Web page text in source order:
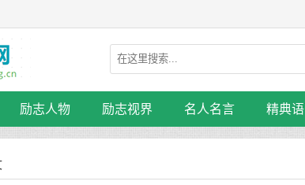
励志人物 励志视界 名人名言 精典